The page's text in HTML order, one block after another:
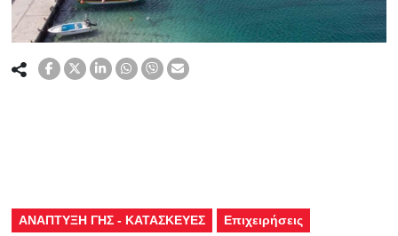
ΑΝΑΠΤΥΞΗ ΓΗΣ - ΚΑΤΑΣΚΕΥΕΣ Επιχειρήσεις